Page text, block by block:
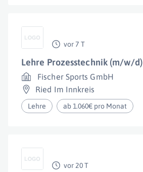
vor 7 T
Lehre Prozesstechnik (m/w/d)
Fischer Sports GmbH
Ried Im Innkreis
Lehre ab 1.060€ pro Monat
vor 20 T